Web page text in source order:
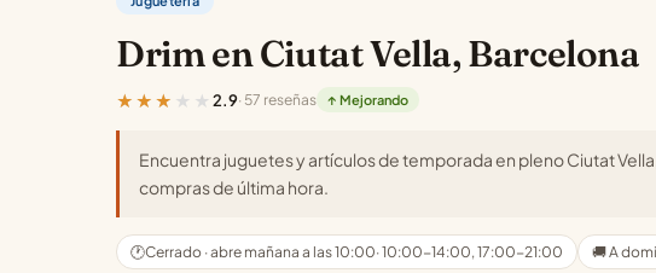
Drim en Ciutat Vella, Barcelona
★★★★★ 2.9· 57 reseñas ↑ Mejorando
Encuentra juguetes y artículos de temporada en pleno Ciutat
compras de última hora.
🕐Cerrado · abre mañana a las 10:00· 10:00-14:00, 17:00-21:00 🚚 A